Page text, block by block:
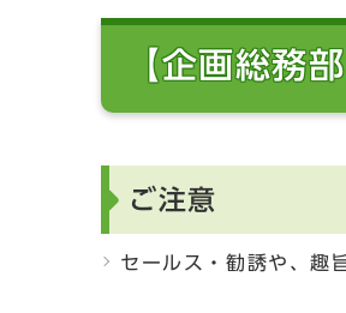
【企画総務
ご注意
セールス・勧誘や、趣